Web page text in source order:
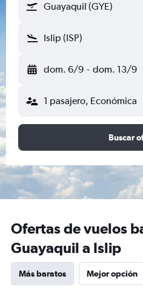
Guayaquil (GYE)
Islip (ISP)
dom. 6/9 - dom. 13/9
1 pasajero, Económica
Buscar
Ofertas de vuelos
Guayaquil a Islip
Más baratos Mejor opción